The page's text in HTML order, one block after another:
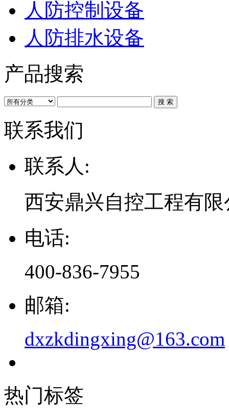
人防控制设备
人防排水设备
产品搜索
联系我们
联系人:
西安鼎兴自控工程有限
电话:
400-836-7955
邮箱:
dxzkdingxing@163.com
热门标签